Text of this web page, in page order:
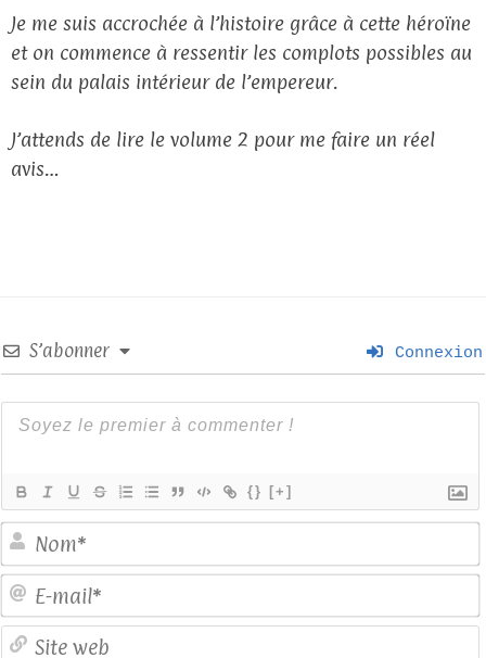
Je me suis accrochée à l’histoire grâce à cette héroïne
et on commence à ressentir les complots possibles au
sein du palais intérieur de l’empereur.
J’attends de lire le volume 2 pour me faire un réel
avis…
S’abonner Connexion
{} [+]